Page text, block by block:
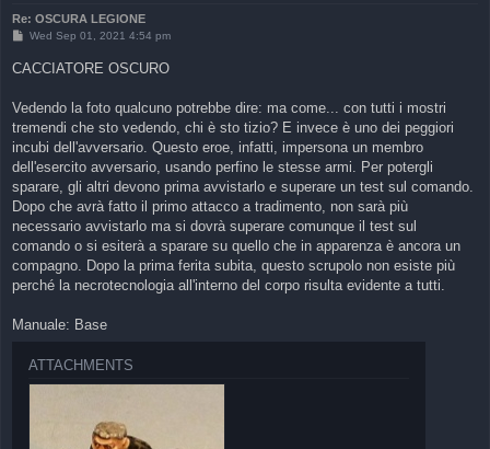
Re: OSCURA LEGIONE
P
s
t
Wed Sep 01, 2021 4:54 pm
CACCIATORE OSCURO
Vedendo la foto qualcuno potrebbe dire: ma come... con tutti i mostri
tremendi che sto vedendo, chi è sto tizio? E invece è uno dei peggiori
incubi dell'avversario. Questo eroe, infatti, impersona un membro
dell'esercito avversario, usando perfino le stesse armi. Per potergli
sparare, gli altri devono prima avvistarlo e superare un test sul comando.
Dopo che avrà fatto il primo attacco a tradimento, non sarà più
necessario avvistarlo ma si dovrà superare comunque il test sul
comando o si esiterà a sparare su quello che in apparenza è ancora un
compagno. Dopo la prima ferita subita, questo scrupolo non esiste più
perché la necrotecnologia all'interno del corpo risulta evidente a tutti.
Manuale: Base
ATTACHMENTS